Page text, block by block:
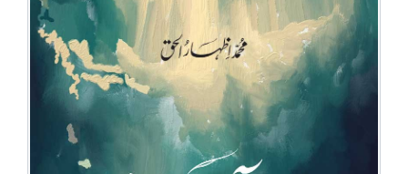
NEW
ARRIVALS
BESTSELLERS
UPCOMINGS
REQUEST